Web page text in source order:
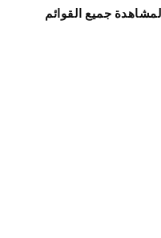
لمشاهدة جميع القوائم